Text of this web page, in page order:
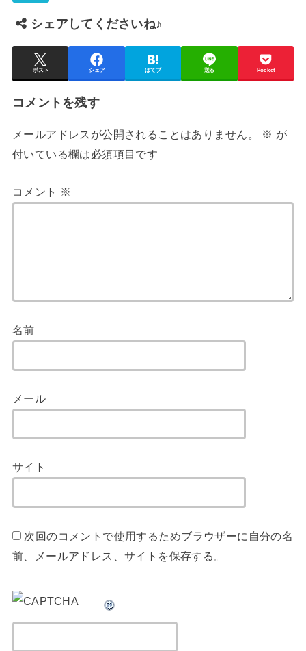
シェアしてくださいね♪
ポスト シェア はてブ 送る Pocket
コメントを残す
メールアドレスが公開されることはありません。 ※ が
付いている欄は必須項目です
コメント ※
名前
メール
サイト
次回のコメントで使用するためブラウザーに自分の名
前、メールアドレス、サイトを保存する。